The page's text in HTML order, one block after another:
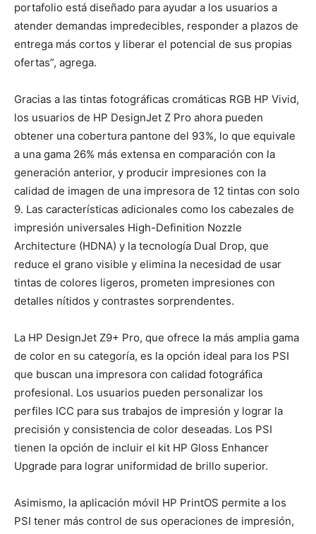
portafolio está diseñado para ayudar a los usuarios a
atender demandas impredecibles, responder a plazos de
entrega más cortos y liberar el potencial de sus propias
ofertas”, agrega.
Gracias a las tintas fotográficas cromáticas RGB HP Vivid,
los usuarios de HP DesignJet Z Pro ahora pueden
obtener una cobertura pantone del 93%, lo que equivale
a una gama 26% más extensa en comparación con la
generación anterior, y producir impresiones con la
calidad de imagen de una impresora de 12 tintas con solo
9. Las características adicionales como los cabezales de
impresión universales High-Definition Nozzle
Architecture (HDNA) y la tecnología Dual Drop, que
reduce el grano visible y elimina la necesidad de usar
tintas de colores ligeros, prometen impresiones con
detalles nítidos y contrastes sorprendentes.
La HP DesignJet Z9+ Pro, que ofrece la más amplia gama
de color en su categoría, es la opción ideal para los PSI
que buscan una impresora con calidad fotográfica
profesional. Los usuarios pueden personalizar los
perfiles ICC para sus trabajos de impresión y lograr la
precisión y consistencia de color deseadas. Los PSI
tienen la opción de incluir el kit HP Gloss Enhancer
Upgrade para lograr uniformidad de brillo superior.
Asimismo, la aplicación móvil HP PrintOS permite a los
PSI tener más control de sus operaciones de impresión,